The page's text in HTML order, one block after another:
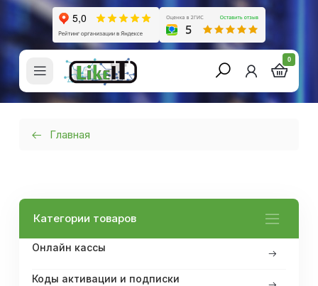
0
Главная
Категории товаров
Онлайн кассы
Коды активации и подписки